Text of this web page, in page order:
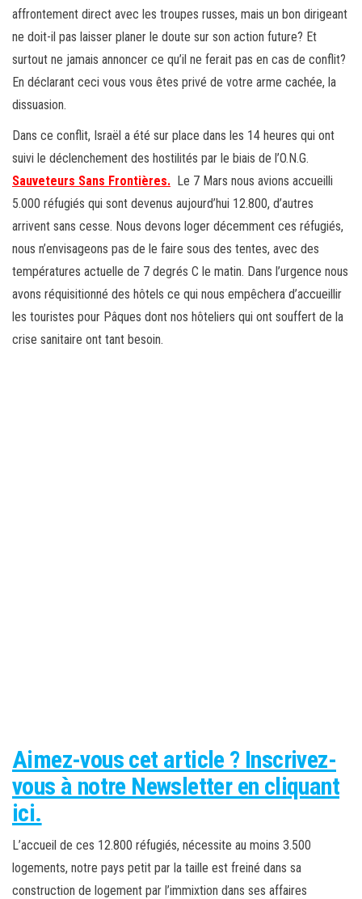
affrontement direct avec les troupes russes, mais un bon dirigeant
ne doit-il pas laisser planer le doute sur son action future? Et
surtout ne jamais annoncer ce qu’il ne ferait pas en cas de conflit?
En déclarant ceci vous vous êtes privé de votre arme cachée, la
dissuasion.
Dans ce conflit, Israël a été sur place dans les 14 heures qui ont
suivi le déclenchement des hostilités par le biais de l’O.N.G.
Sauveteurs Sans Frontières. Le 7 Mars nous avions accueilli
5.000 réfugiés qui sont devenus aujourd’hui 12.800, d’autres
arrivent sans cesse. Nous devons loger décemment ces réfugiés,
nous n’envisageons pas de le faire sous des tentes, avec des
températures actuelle de 7 degrés C le matin. Dans l’urgence nous
avons réquisitionné des hôtels ce qui nous empêchera d’accueillir
les touristes pour Pâques dont nos hôteliers qui ont souffert de la
crise sanitaire ont tant besoin.
Aimez-vous cet article ? Inscrivez-
vous à notre Newsletter en cliquant
ici.
L’accueil de ces 12.800 réfugiés, nécessite au moins 3.500
logements, notre pays petit par la taille est freiné dans sa
construction de logement par l’immixtion dans ses affaires